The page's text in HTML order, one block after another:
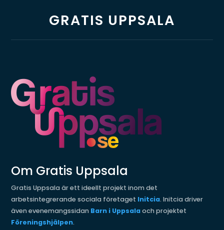
GRATIS UPPSALA
Om Gratis Uppsala
Gratis Uppsala är ett ideellt projekt inom det
arbetsintegrerande sociala företaget Initcia. Initcia driver
även evenemangssidan Barn i Uppsalaoch projektet
Föreningshjälpen.